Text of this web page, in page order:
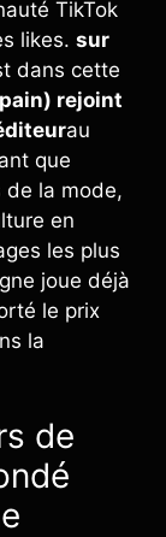
TikTok
likes. sur
dans cette
rejoint
au
que
de la mode,
en
les plus
joue déjà
le prix
la
de